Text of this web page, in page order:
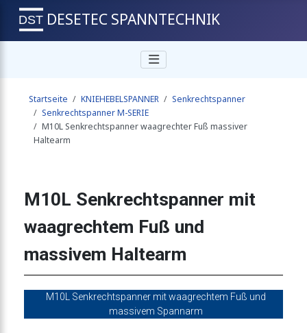
Fuß und Sicherheitsverriegelung
Fuß und Sicherheitsverriegelung
offener Haltearm
DESETEC SPANNTECHNIK
Startseite KNIEHEBELSPANNER
Senkrechtspanner
Senkrechtspanner M-SERIE
M10L Senkrechtspanner waagrechter Fuß massiver
Haltearm
M10L Senkrechtspanner mit
waagrechtem Fuß und
massivem Haltearm
M10L Senkrechtspanner mit waagrechtem Fuß und
massivem Spannarm